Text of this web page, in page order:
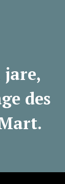
jare,
des